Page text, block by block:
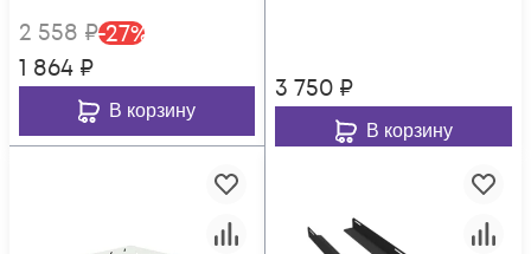
распределенная
нагрузка 120кг, цвет-
черный (SNR-SHELF-
06035-120B)
2 558 ₽-27%
1 864 ₽
В корзину
3 750 ₽
В корзину